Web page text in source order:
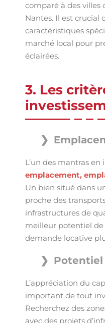
comparé à des villes
Nantes. Il est crucial
caractéristiques
marché local pour
éclairées.
3. Les
L’un des mantras
emplacement,
Un bien situé dans
proche des
infrastructures de
meilleur potentiel
demande locative
Potentiel
L’appréciation du
important de tout
Recherchez des
avec des projets